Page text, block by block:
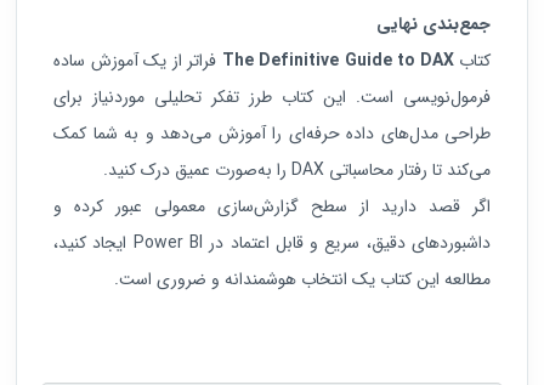
جمع‌بندی نهایی
کتابThe Definitive Guide to DAX فراتر از یک آموزش ساده
فرمول‌نویسی است. این کتاب طرز تفکر تحلیلی موردنیاز برای
طراحی مدل‌های داده حرفه‌ای را آموزش می‌دهد و به شما کمک
می‌کند تا رفتار محاسباتی DAX را به‌صورت عمیق درک کنید.
اگر قصد دارید از سطح گزارش‌سازی معمولی عبور کرده و
داشبوردهای دقیق، سریع و قابل اعتماد در Power BI ایجاد کنید،
مطالعه این کتاب یک انتخاب هوشمندانه و ضروری است.